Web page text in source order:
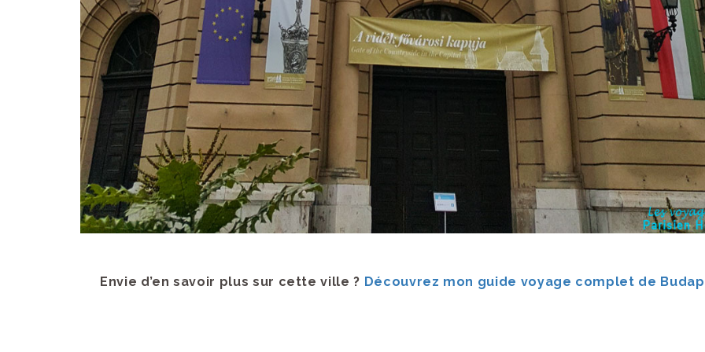
Envie d’en savoir plus sur cette ville ? Découvrez mon guide voyage complet de